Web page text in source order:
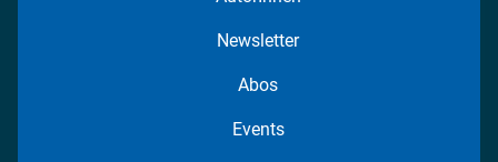
Newsletter
Abos
Events